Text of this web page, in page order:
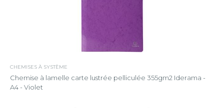
CHEMISES À SYSTÈME
Chemise à lamelle carte lustrée pelliculée 355gm2 Iderama -
A4 - Violet